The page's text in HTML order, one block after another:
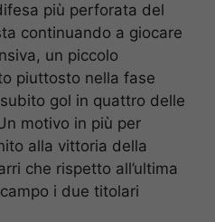
più perforata del
continuando a giocare
un piccolo
piuttosto nella fase
gol in quattro delle
motivo in più per
alla vittoria della
che rispetto all’ultima
i due titolari